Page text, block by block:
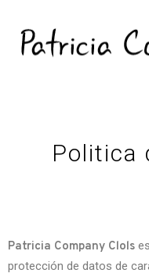
Politica
Patricia Company Clols
protección de datos de